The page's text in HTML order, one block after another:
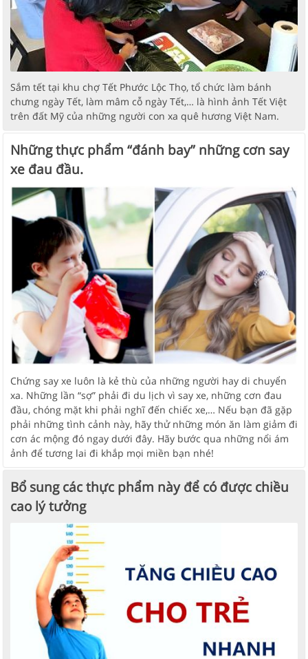
Sắm tết tại khu chợ Tết Phước Lộc Thọ, tổ chức làm bánh
chưng ngày Tết, làm mâm cỗ ngày Tết,… là hình ảnh Tết Việt
trên đất Mỹ của những người con xa quê hương Việt Nam.
Những thực phẩm “đánh bay” những cơn say
xe đau đầu.
Chứng say xe luôn là kẻ thù của những người hay di chuyển
xa. Những lần “sợ” phải đi du lịch vì say xe, những cơn đau
đầu, chóng mặt khi phải nghĩ đến chiếc xe,… Nếu bạn đã gặp
phải những tình cảnh này, hãy thử những món ăn làm giảm đi
cơn ác mộng đó ngay dưới đây. Hãy bước qua những nổi ám
ảnh để tương lai đi khắp mọi miền bạn nhé!
Bổ sung các thực phẩm này để có được chiều
cao lý tưởng